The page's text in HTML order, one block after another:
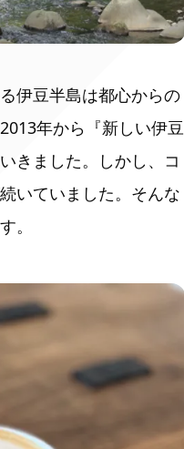
伊豆半島は都心からの
年から『新しい伊豆
きました。しかし、コ
いていました。そんな
。